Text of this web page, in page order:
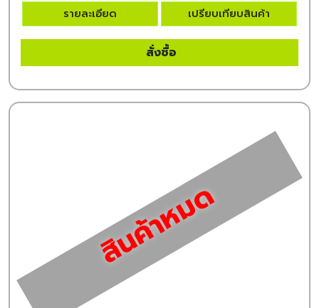
รายละเอียด เปรียบเทียบสินค้า
สั่งซื้อ
สินค้าหมด